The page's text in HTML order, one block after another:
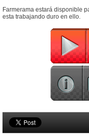
Farmerama estará disponible
esta trabajando duro en ello.